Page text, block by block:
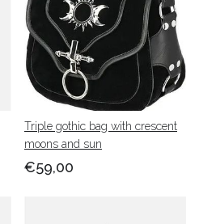
Triple gothic bag with crescent
moons and sun
€59,00